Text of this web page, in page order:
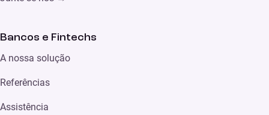
Bancos e Fintechs
A nossa solução
Referências
Assistência